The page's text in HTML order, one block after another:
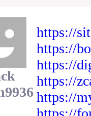
https://
https://
https://
https://
https://